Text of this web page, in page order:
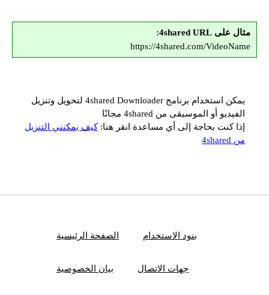
مثال على 4shared URL:
https://4shared.com/VideoName
يمكن استخدام برنامج 4shared Downloader لتحويل وتنزيل
الفيديو أو الموسيقى من 4shared مجانًا
إذا كنت بحاجة إلى أي مساعدة انقر هنا:كيف يمكنني التنزيل
من 4shared
الصفحة الرئيسية بنود الاستخدام
بيان الخصوصية جهات الاتصال